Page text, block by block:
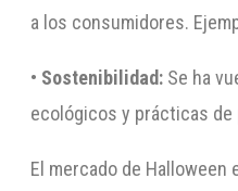
a los consumidores.
• Sostenibilidad: Se ha
ecológicos y prácticas
El mercado de